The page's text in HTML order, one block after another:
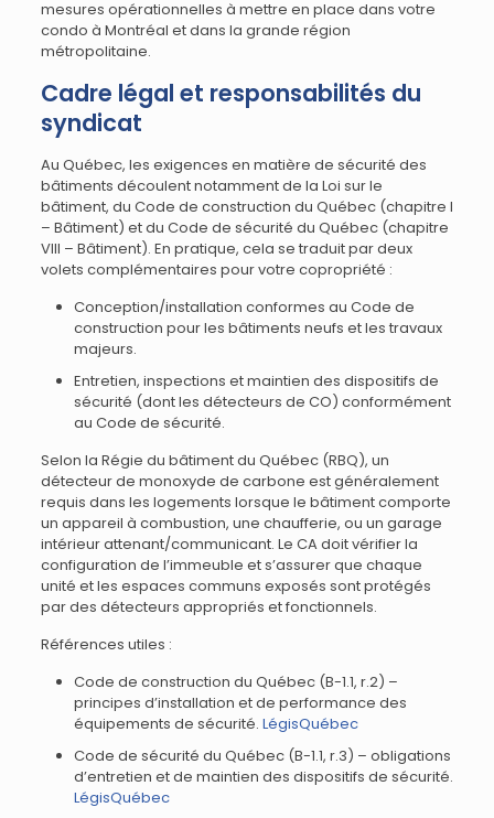
mesures opérationnelles à mettre en place dans votre
condo à Montréal et dans la grande région
métropolitaine.
Cadre légal et responsabilités du
syndicat
Au Québec, les exigences en matière de sécurité des
bâtiments découlent notamment de la Loi sur le
bâtiment, du Code de construction du Québec (chapitre I
– Bâtiment) et du Code de sécurité du Québec (chapitre
VIII – Bâtiment). En pratique, cela se traduit par deux
volets complémentaires pour votre copropriété :
Conception/installation conformes au Code de
construction pour les bâtiments neufs et les travaux
majeurs.
Entretien, inspections et maintien des dispositifs de
sécurité (dont les détecteurs de CO) conformément
au Code de sécurité.
Selon la Régie du bâtiment du Québec (RBQ), un
détecteur de monoxyde de carbone est généralement
requis dans les logements lorsque le bâtiment comporte
un appareil à combustion, une chaufferie, ou un garage
intérieur attenant/communicant. Le CA doit vérifier la
configuration de l’immeuble et s’assurer que chaque
unité et les espaces communs exposés sont protégés
par des détecteurs appropriés et fonctionnels.
Références utiles :
Code de construction du Québec (B-1.1, r.2) –
principes d’installation et de performance des
équipements de sécurité. LégisQuébec
Code de sécurité du Québec (B-1.1, r.3) – obligations
d’entretien et de maintien des dispositifs de sécurité.
LégisQuébec